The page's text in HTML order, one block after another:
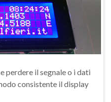
perdere il segnale o i dati
consistente il display